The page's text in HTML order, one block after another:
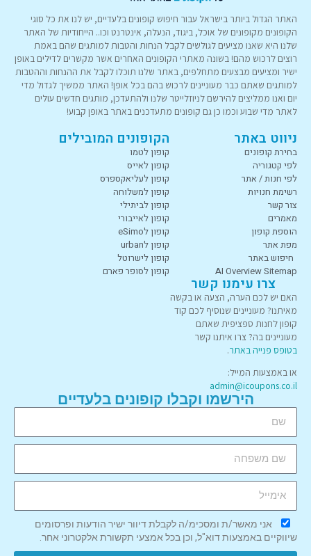
האתר הגדול ביותר בישראל עבור חיפוש קופונים בלעדיים, יש לנו את כל סוגי
הקופונים מקופונים של אוכל, ביגוד, הנעלה, אינטרנט וכו.. הייחודיות של האתר
שלנו היא שאנו מציעים לגולשים לקבל הנחות והטבות למותגים שהם באמת
רוצים לרכוש מהם! בשונה מאתרי הקופונים האחרים אשר מקשרים לדילים באופן
ישיר ומציעים מבצעים מתחלפים, באתר שלנו תוכלו לקבל את ההנחות וההטבות
למותגים שאתם כבר מעוניינים לרכוש בהם בכל אופן! האתר ממשיך לגדול מדי
יום ואנו ממליצים להירשם לניוזלייטר שלנו ולהתעדכן, מותגים חדשים עולים
לאתר מדי שבוע וכמו כן גם קופונים מתעדכנים באתר באופן קבוע!
ניווט באתר
בחירת קופונים
לפי קטגוריה
לפי חנות / אתר
רשימת חנויות
צור קשר
מאמרים
הוספת קופון
מפת אתר
חיפוש באתר
AI Overview Sitemap
הקופונים המובילים
קופון לטמו
קופון לאייס
קופון לעליאקספרס
קופון למשלוחה
קופון לביתילי
קופון לאייבורי
קופון לeSimo
קופון לurban
קופון לישרוטל
קופון לסופר פארם
צרו עימנו קשר
האם יש לכם הערה, הצעה או בקשה
מאיתנו? מעוניינים שנוסיף לכם קוד
קופון לחנות ספציפית שאתם
מעוניינים בה? צרו איתנו קשר
בטופס פנייה באתר.
או באמצעות המייל:
admin@icoupons.co.il
הירשמו וקבלו קופונים בלעדיים
אני מאשר/ת ומסכימ/ה לקבלת דיוור ישיר הודעות ופרסומים
שיווקיים באמצעות דוא"ל, וכן בכל אמצעי תקשורת אלקטרוני אחר.